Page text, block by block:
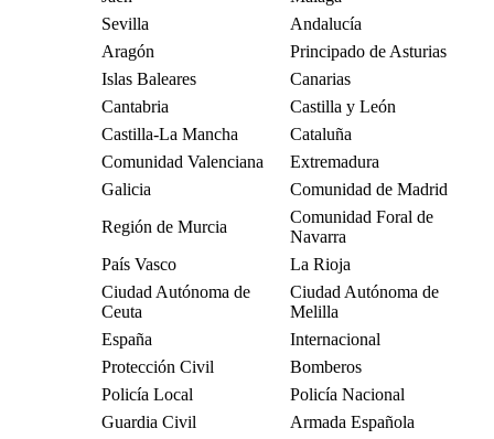
Sevilla
Andalucía
Aragón
Principado de Asturias
Islas Baleares
Canarias
Cantabria
Castilla y León
Castilla-La Mancha
Cataluña
Comunidad Valenciana
Extremadura
Galicia
Comunidad de Madrid
Región de Murcia
Comunidad Foral de
Navarra
País Vasco
La Rioja
Ciudad Autónoma de
Ceuta
Ciudad Autónoma de
Melilla
España
Internacional
Protección Civil
Bomberos
Policía Local
Policía Nacional
Guardia Civil
Armada Española